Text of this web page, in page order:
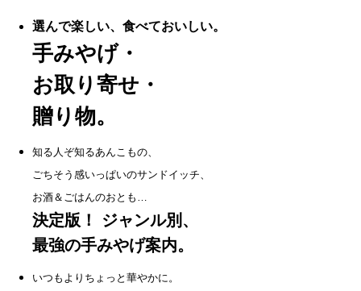
選んで楽しい、食べておいしい。
手みやげ・
お取り寄せ・
贈り物。
知る人ぞ知るあんこもの、
ごちそう感いっぱいのサンドイッチ、
お酒＆ごはんのおとも…
決定版！ ジャンル別、
最強の手みやげ案内。
いつもよりちょっと華やかに。